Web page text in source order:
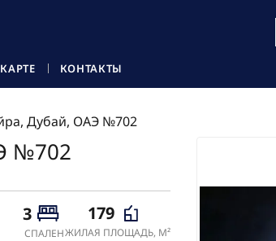
КОНТАКТЫ
Дубай, ОАЭ №702
№702
3
СПАЛЕН
179
ЖИЛАЯ ПЛОЩАДЬ, М²